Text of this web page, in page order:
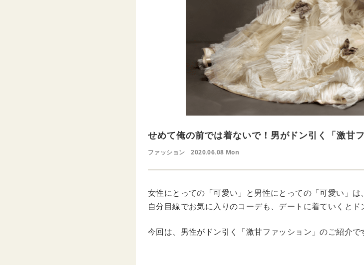
せめて俺の前では着ないで！男がドン引く「激甘
ファッション 2020.06.08 Mon
女性にとっての「可愛い」と男性にとっての「可愛い」は
自分目線でお気に入りのコーデも、デートに着ていくとド
今回は、男性がドン引く「激甘ファッション」のご紹介で